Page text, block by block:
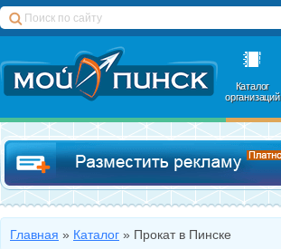
Каталог
организаций
Главная » Каталог » Прокат в Пинске